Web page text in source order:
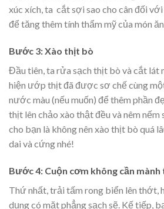
xúc xích, ta cắt sợi sao cho cân đối
để tăng thêm tính thẩm mỹ của món
Bước 3: Xào thịt bò
Đầu tiên, ta rửa sạch thịt bò và cắt lát
hiện ướp thịt đã được sơ chế cùng
nước màu (nếu muốn) để thêm phần
thịt lên chảo xào thật đều và nêm nếm
cho bạn là không nên xào thịt bò quá
dai và cứng nhé!
Bước 4: Cuộn cơm không cần mành
Thứ nhất, trải tấm rong biển lên thớt,
dụng có mặt phẳng sạch sẽ. Kế tiếp,